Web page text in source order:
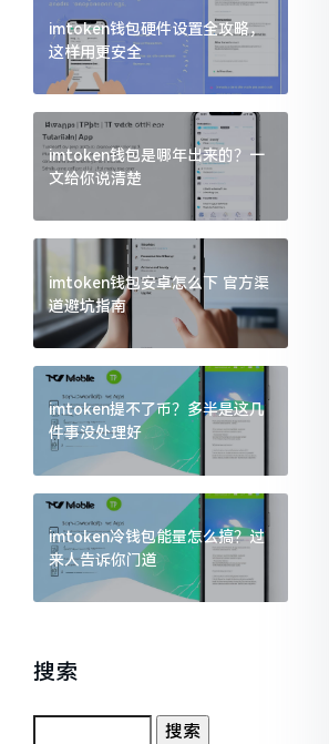
imtoken钱包硬件设置全攻略，
这样用更安全
imtoken钱包是哪年出来的？一
文给你说清楚
imtoken钱包安卓怎么下 官方渠
道避坑指南
imtoken提不了币？多半是这几
件事没处理好
imtoken冷钱包能量怎么搞？过
来人告诉你门道
搜索